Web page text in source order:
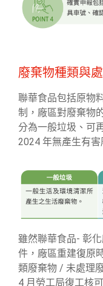
廢棄物種類與
聯華食品包括原物
制，廠區對廢棄物
分為一般垃圾、可
2024 年無產生有害
雖然聯華食品- 彰
件，廠區重建復原
類廢棄物 / 未處理
4 月勞工局復工核